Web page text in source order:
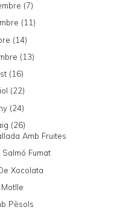
(7)
(11)
(14)
(13)
(16)
(22)
(24)
(26)
Amb Fruites
Fumat
Xocolata
Pèsols